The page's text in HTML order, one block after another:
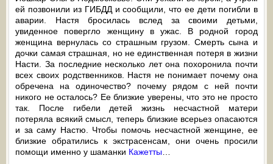
ей позвонили из ГИБДД и сообщили, что ее дети погибли в
аварии. Настя бросилась вслед за своими детьми,
увиденное повергло женщину в ужас. В родной город
женщина вернулась со страшным грузом. Смерть сына и
дочки самая страшная, но не единственная потеря в жизни
Насти. За последние несколько лет она похоронила почти
всех своих родственников. Настя не понимает почему она
обречена на одиночество? почему рядом с ней почти
никого не осталось? Ее близкие уверены, что это не просто
так. После гибели детей жизнь несчастной матери
потеряла всякий смысл, теперь близкие всерьез опасаются
и за саму Настю. Чтобы помочь несчастной женщине, ее
близкие обратились к экстрасенсам, они очень просили
помощи именно у шаманки Кажетты